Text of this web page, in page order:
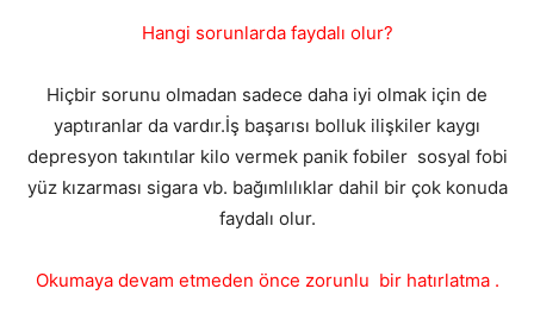
Hangi sorunlarda faydalı olur?
Hiçbir sorunu olmadan sadece daha iyi olmak için de
yaptıranlar da vardır.İş başarısı bolluk ilişkiler kaygı
depresyon takıntılar kilo vermek panik fobiler sosyal fobi
yüz kızarması sigara vb. bağımlılıklar dahil bir çok konuda
faydalı olur.
Okumaya devam etmeden önce zorunlu bir hatırlatma .